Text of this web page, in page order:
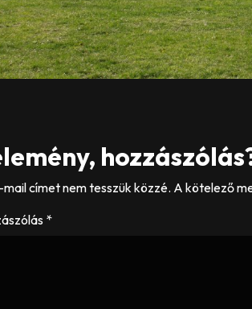
címet nem tesszük közzé. A kötelező
*